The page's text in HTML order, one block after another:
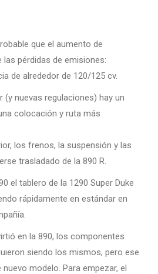
que el aumento de
pérdidas de emisiones:
de alrededor de 120/125 cv.
(y nuevas regulaciones) hay un
colocación y ruta más
los frenos, la suspensión y las
trasladado de la 890 R.
el tablero de la 1290 Super Duke
rápidamente en estándar en
en la 890, los componentes
siendo los mismos, pero ese
modelo. Para empezar, el